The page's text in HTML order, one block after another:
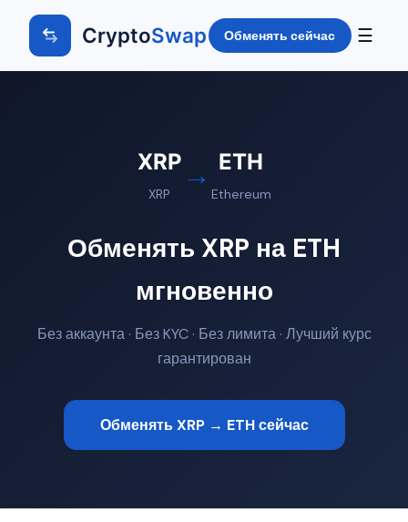
CryptoSwap Обменять сейчас ☰
XRP
XRP
→ ETH
Ethereum
Обменять XRP на ETH
мгновенно
Без аккаунта · Без KYC · Без лимита · Лучший курс
гарантирован
Обменять XRP → ETH сейчас